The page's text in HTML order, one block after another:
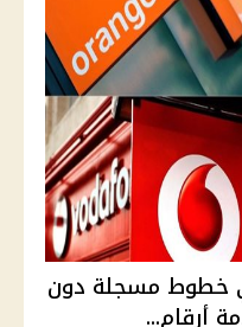
خطوط مسجلة دون
أرقام...